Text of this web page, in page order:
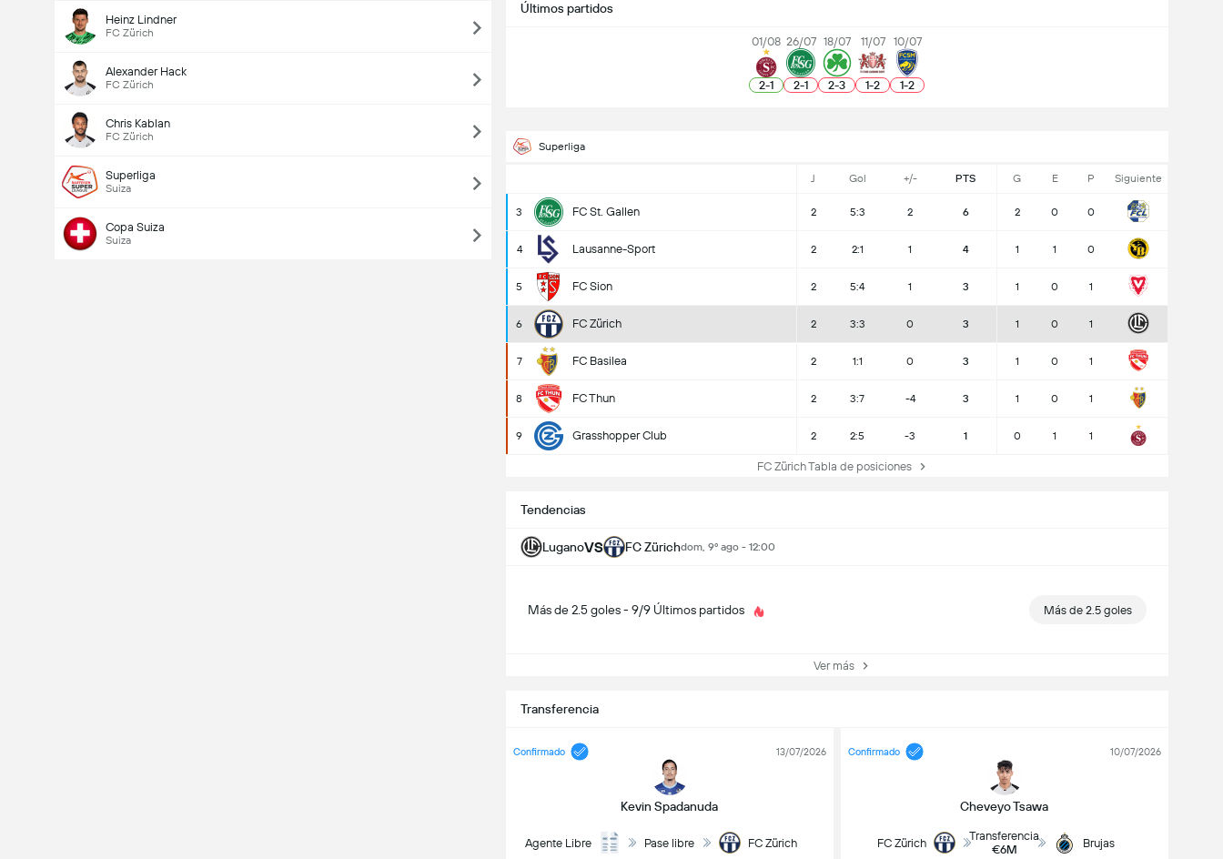
Heinz Lindner
FC Zürich
Alexander Hack
FC Zürich
Chris Kablan
FC Zürich
Superliga
Suiza
Copa Suiza
Suiza
Últimos partidos
01/08
2-1
26/07
2-1
18/07
2-3
11/07
1-2
10/07
1-2
Superliga
J Gol +/- PTS G E P Siguiente
3 FC St. Gallen 2 5:3 2 6 2 0 0
4 Lausanne-Sport 2 2:1 1 4 1 1 0
5 FC Sion 2 5:4 1 3 1 0 1
6 FC Zürich 2 3:3 0 3 1 0 1
7 FC Basilea 2 1:1 0 3 1 0 1
8 FC Thun 2 3:7 -4 3 1 0 1
9 Grasshopper Club 2 2:5 -3 1 0 1 1
FC Zürich Tabla de posiciones
Tendencias
LuganoVS FC Zürichdom, 9º ago - 12:00
Más de 2.5 goles - 9/9 Últimos partidos Más de 2.5 goles
Ver más
Transferencia
Confirmado
Kevin Spadanuda
13/07/2026
Agente Libre Pase libre FC Zürich
Confirmado
Cheveyo Tsawa
10/07/2026
FC Zürich
Transferencia
€6M
Brujas